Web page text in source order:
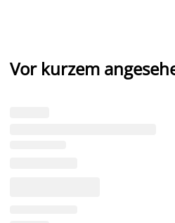
Vor kurzem